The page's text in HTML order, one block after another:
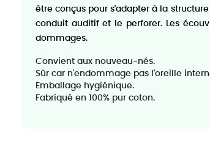
être conçus pour s'adapter à la
conduit auditif et le perforer. Les
dommages.
Convient aux nouveau-nés.
Sûr car n'endommage pas l'oreille
Emballage hygiénique.
Fabriqué en 100% pur coton.